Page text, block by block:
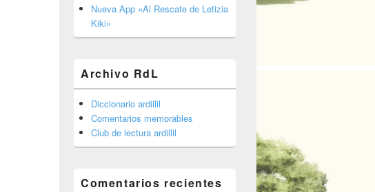
barra
lateral
primaria
Nueva App «Al Rescate de Letizia
Kiki»
Archivo RdL
Diccionario ardillil
Comentarios memorables
Club de lectura ardillil
Comentarios recientes